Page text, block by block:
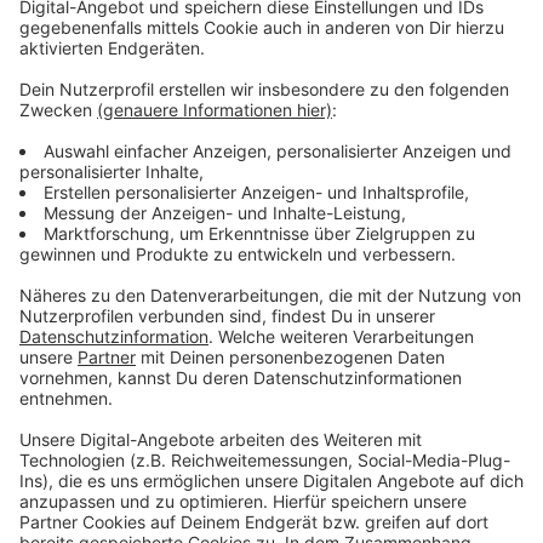
Auch Sport- und Freizeiteinrichtungen der
ENNI betroffen
Anzeige
Die Moerser Bäder und die Eishalle in Moers werden
am Mittwoch dicht bleiben. Hier fällt auch der
Vereinssport aus. Das Freizeitbad in Neukirchen-Vluyn
könne voraussichtlich normal öffnen, heißt es. Am
alten Markt in Moers soll es um 9 Uhr eine
Kundgebung geben. Auch in einzelnen Kitas könnten
Mitarbeiter*innen ihre Arbeit niederlegen. V erdi will mit
den Warnstreiks den Druck auf die Arbeitgeber
erhöhen und fordert für die 2,3 Millionen
Beschäftigten 4,8 Prozent mehr Lohn. Auch
Auszubildende sollen mehr verdienen. Am 22. Okotber